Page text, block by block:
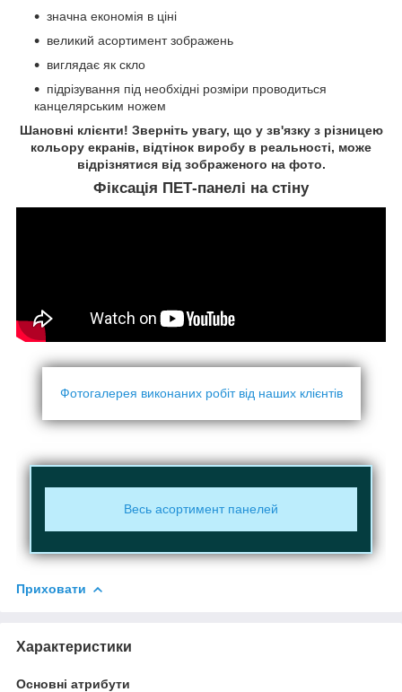
значна економія в ціні
великий асортимент зображень
виглядає як скло
підрізування під необхідні розміри проводиться
канцелярським ножем
Шановні клієнти! Зверніть увагу, що у зв'язку з різницею
кольору екранів, відтінок виробу в реальності, може
відрізнятися від зображеного на фото.
Фіксація ПЕТ-панелі на стіну
Фотогалерея виконаних робіт від наших клієнтів
Весь асортимент панелей
Приховати
Характеристики
Основні атрибути